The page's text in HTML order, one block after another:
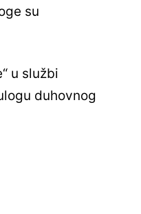
su
u službi
duhovnog